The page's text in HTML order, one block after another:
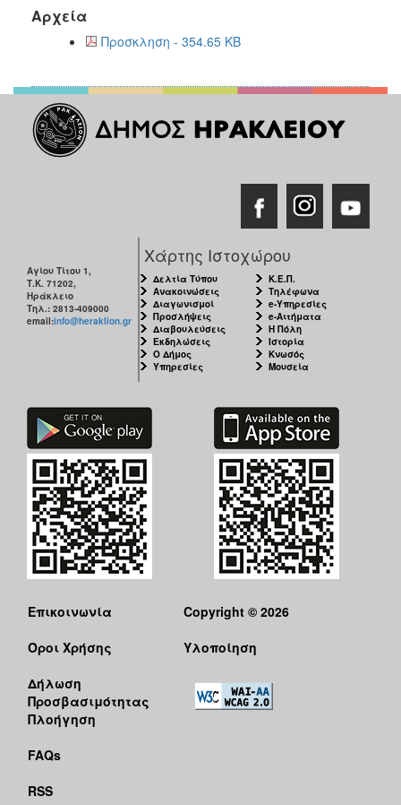
2017
2015
2013
ΗΡΑΚΛΕΙΟ
ΓΙΑ...
Αρχεία
Προσκληση - 354.65 KB
Αγίου Τίτου 1,
Τ.Κ. 71202,
Ηράκλειο
Τηλ.: 2813-409000
email:info@heraklion.gr
Χάρτης Ιστοχώρου
Δελτία Τύπου
Ανακοινώσεις
Διαγωνισμοί
Προσλήψεις
Διαβουλεύσεις
Εκδηλώσεις
Ο Δήμος
Υπηρεσίες
Κ.Ε.Π.
Τηλέφωνα
e-Υπηρεσίες
e-Αιτήματα
Η Πόλη
Ιστορία
Κνωσός
Μουσεία
Επικοινωνία
Όροι Χρήσης
Δήλωση
Προσβασιμότητας
Πλοήγηση
FAQs
RSS
Copyright © 2026
Υλοποίηση